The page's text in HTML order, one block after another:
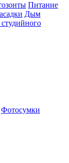
Питание
Дым
Фотосумки